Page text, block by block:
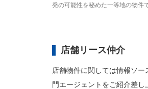
発の可能性を秘めた一等地の物件
店舗リース仲介
店舗物件に関しては情報ソ
門エージェントをご紹介差し